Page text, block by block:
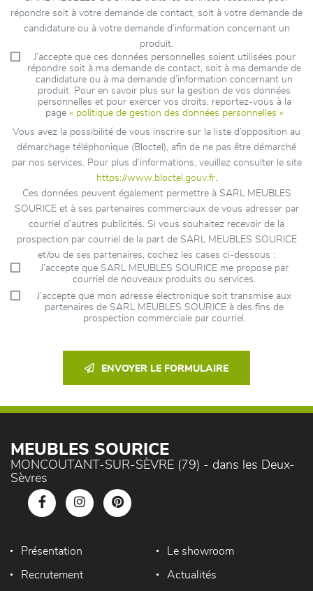
répondre soit à votre demande de contact, soit à votre demande de
candidature ou à votre demande d’information concernant un
produit.
J’accepte que ces données personnelles soient utilisées pour
répondre soit à ma demande de contact, soit à ma demande de
candidature ou à ma demande d’information concernant un
produit. Pour en savoir plus sur la gestion de vos données
personnelles et pour exercer vos droits, reportez-vous à la
page « politique de gestion des données personnelles »
Vous avez la possibilité de vous inscrire sur la liste d’opposition au
démarchage téléphonique (Bloctel), afin de ne pas être démarché
par nos services. Pour plus d’informations, veuillez consulter le site
https://www.bloctel.gouv.fr.
Ces données peuvent également permettre à SARL MEUBLES
SOURICE et à ses partenaires commerciaux de vous adresser par
courriel d’autres publicités. Si vous souhaitez recevoir de la
prospection par courriel de la part de SARL MEUBLES SOURICE
et/ou de ses partenaires, cochez les cases ci-dessous :
J’accepte que SARL MEUBLES SOURICE me propose par
courriel de nouveaux produits ou services.
J’accepte que mon adresse électronique soit transmise aux
partenaires de SARL MEUBLES SOURICE à des fins de
prospection commerciale par courriel.
ENVOYER LE FORMULAIRE
MEUBLES SOURICE
MONCOUTANT-SUR-SÈVRE (79) - dans les Deux-
Sèvres
Présentation Le showroom
Recrutement Actualités